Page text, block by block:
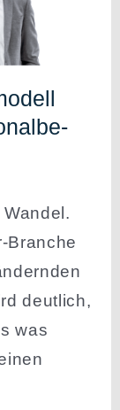
Branche
deutlich,
was